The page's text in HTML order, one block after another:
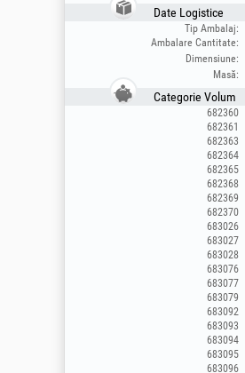
Date Logistice
Tip Ambalaj:
Ambalare Cantitate:
Dimensiune:
Masă:
Categorie Volum
682360
682361
682363
682364
682365
682368
682369
682370
683026
683027
683028
683076
683077
683079
683092
683093
683094
683095
683096